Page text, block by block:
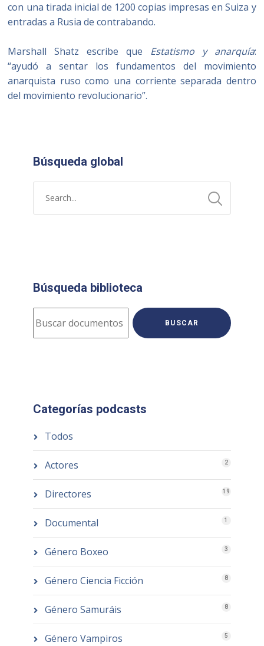
con una tirada inicial de 1200 copias impresas en Suiza y
entradas a Rusia de contrabando.
Marshall Shatz escribe que Estatismo y anarquía:
“ayudó a sentar los fundamentos del movimiento
anarquista ruso como una corriente separada dentro
del movimiento revolucionario”.
Búsqueda global
Búsqueda biblioteca
BUSCAR
Categorías podcasts
Todos
Actores 2
Directores 19
Documental 1
Género Boxeo 3
Género Ciencia Ficción 8
Género Samuráis 8
Género Vampiros 5